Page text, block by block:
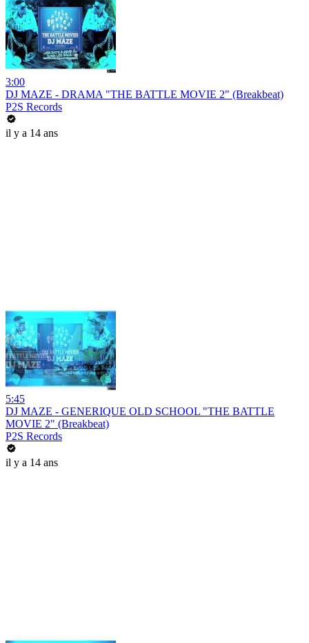
3:00
DJ MAZE - DRAMA "THE BATTLE MOVIE 2" (Breakbeat)
P2S Records
il y a 14 ans
5:45
DJ MAZE - GENERIQUE OLD SCHOOL "THE BATTLE
MOVIE 2" (Breakbeat)
P2S Records
il y a 14 ans